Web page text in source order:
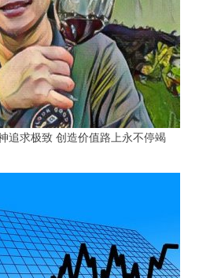
追求极致 创造价值路上永不停竭